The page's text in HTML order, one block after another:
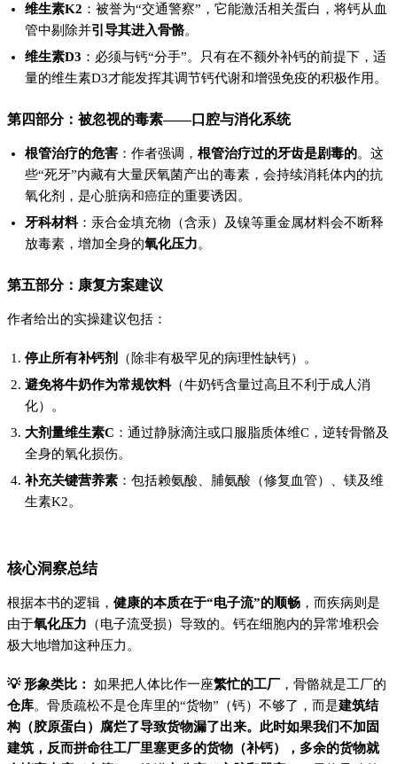
维生素K2 ：被誉为“交通警察”，它能激活相关蛋白，将钙从血
管中剔除并引导其进入骨骼。
维生素D3 ：必须与钙“分手”。只有在不额外补钙的前提下，适
量的维生素D3才能发挥其调节钙代谢和增强免疫的积极作用。
第四部分：被忽视的毒素——口腔与消化系统
根管治疗的危害 ：作者强调， 根管治疗过的牙齿是剧毒的。这
些“死牙”内藏有大量厌氧菌产出的毒素，会持续消耗体内的抗
氧化剂，是心脏病和癌症的重要诱因。
牙科材料：汞合金填充物（含汞）及镍等重金属材料会不断释
放毒素，增加全身的氧化压力。
第五部分：康复方案建议
作者给出的实操建议包括：
停止所有补钙剂
（除非有极罕见的病理性缺钙）。
避免将牛奶作为常规饮料（牛奶钙含量过高且不利于成人消
化）。
大剂量维生素C ：通过静脉滴注或口服脂质体维C，逆转骨骼及
全身的氧化损伤。
补充关键营养素 ：包括赖氨酸、脯氨酸（修复血管）、镁及维
生素K2。
核心洞察总结
根据本书的逻辑， 健康的本质在于“电⼦流”的顺畅 ，而疾病则是
由于氧化压力 （电子流受损）导致的。钙在细胞内的异常堆积会
极大地增加这种压力。
💡 形象类比： 如果把人体比作一座繁忙的工厂 ，骨骼就是工厂的
仓库。骨质疏松不是仓库里的“货物”（钙）不够了，而是建筑结
构（胶原蛋白）腐烂了导致货物漏了出来。此时如果我们不加固
建筑，反而拼命往工厂里塞更多的货物（补钙），多余的货物就